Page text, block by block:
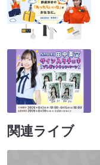
関連ライブ